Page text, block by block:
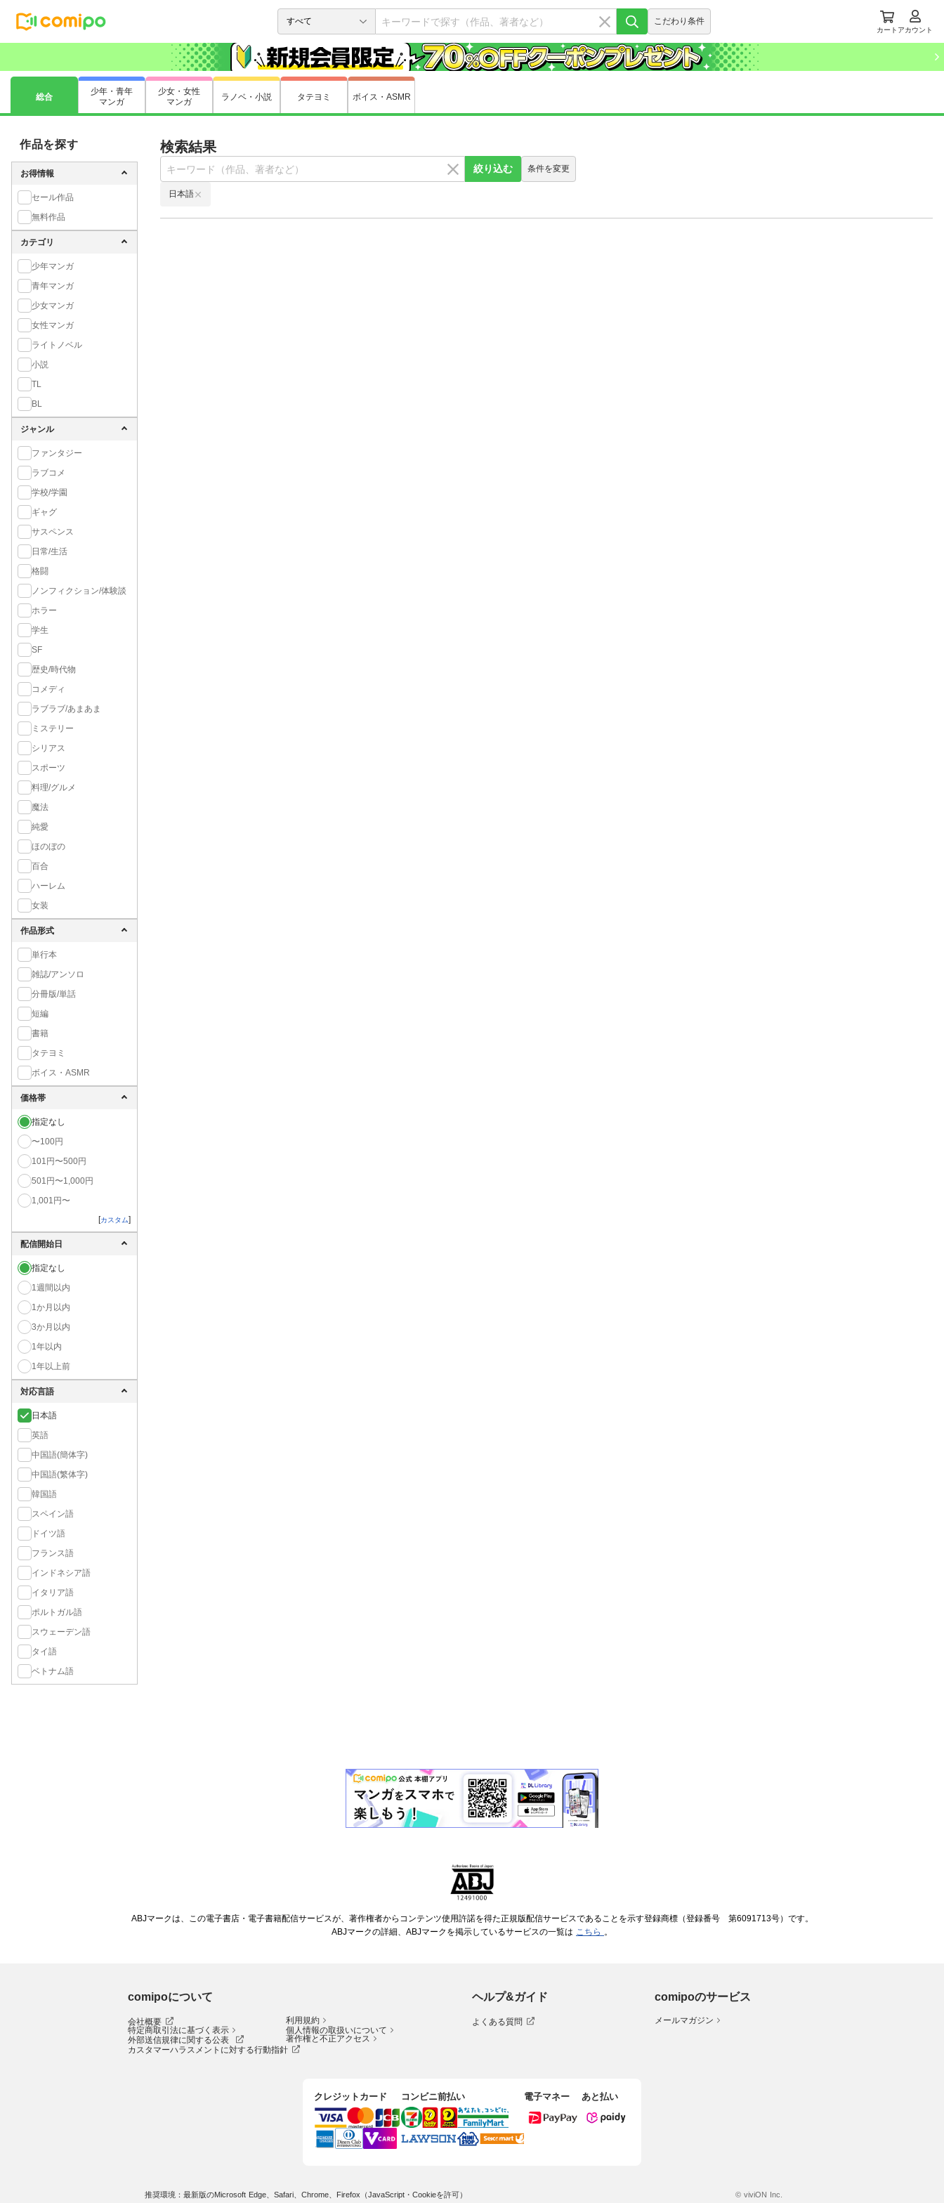
こだわり条件
カート アカウント
総合
少年・青年
マンガ
少女・女性
マンガ
ラノベ・小説 タテヨミ ボイス・ASMR
作品を探す
お得情報
セール作品
無料作品
カテゴリ
少年マンガ
青年マンガ
少女マンガ
女性マンガ
ライトノベル
小説
TL
BL
ジャンル
ファンタジー
ラブコメ
学校/学園
ギャグ
サスペンス
日常/生活
格闘
ノンフィクション/体験談
ホラー
学生
SF
歴史/時代物
コメディ
ラブラブ/あまあま
ミステリー
シリアス
スポーツ
料理/グルメ
魔法
純愛
ほのぼの
百合
ハーレム
女装
作品形式
単行本
雑誌/アンソロ
分冊版/単話
短編
書籍
タテヨミ
ボイス・ASMR
価格帯
指定なし
〜100円
101円〜500円
501円〜1,000円
1,001円〜
[カスタム]
配信開始日
指定なし
1週間以内
1か月以内
3か月以内
1年以内
1年以上前
対応言語
日本語
英語
中国語(簡体字)
中国語(繁体字)
韓国語
スペイン語
ドイツ語
フランス語
インドネシア語
イタリア語
ポルトガル語
スウェーデン語
タイ語
ベトナム語
検索結果
絞り込む 条件を変更
日本語
ABJマークは、この電子書店・電子書籍配信サービスが、著作権者からコンテンツ使用許諾を得た正規版配信サービスであることを示す登録商標（登録番号 第6091713号）です。
ABJマークの詳細、ABJマークを掲示しているサービスの一覧は こちら 。
comipoについて
会社概要
利用規約
特定商取引法に基づく表示
個人情報の取扱いについて
外部送信規律に関する公表
著作権と不正アクセス
カスタマーハラスメントに対する行動指針
ヘルプ&ガイド
よくある質問
comipoのサービス
メールマガジン
クレジットカード コンビニ前払い 電子マネー あと払い
推奨環境：最新版のMicrosoft Edge、Safari、Chrome、Firefox（JavaScript・Cookieを許可） © viviON Inc.